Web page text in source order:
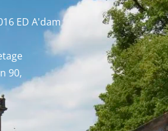
ED A'dam
90,